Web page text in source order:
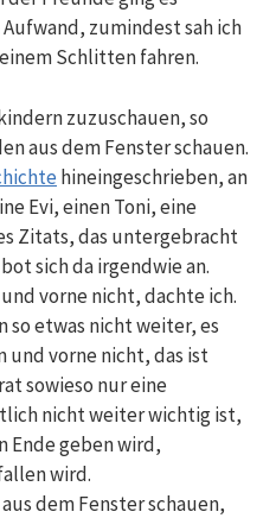
zumindest sah ich
Schlitten fahren.
zuzuschauen, so
aus dem Fenster schauen.
hineingeschrieben, an
Evi, einen Toni, eine
Zitats, das untergebracht
sich da irgendwie an.
vorne nicht, dachte ich.
so etwas nicht weiter, es
und vorne nicht, das ist
sowieso nur eine
nicht weiter wichtig ist,
Ende geben wird,
wird.
dem Fenster schauen,